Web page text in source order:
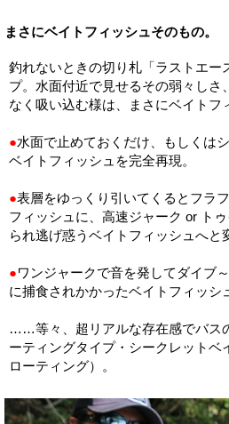
まさにベイトフィッシュそのもの。
釣れないときの切り札「ラストエー
プ。水面付近で見せるその弱々しさ
なく吸い込む様は、まさにベイトフ
●水面で止めておくだけ、もしくは
ベイトフィッシュを完全再現。
●表層をゆっくり引いてくるとフラ
フィッシュに、高速ジャーク or ト
られ逃げ惑うベイトフィッシュへと
●ワンジャークで音を発してダイブ
に捕食されかかったベイトフィッシ
……等々、超リアルな存在感でバス
ーティングタイプ・シークレットベ
ローティング）。